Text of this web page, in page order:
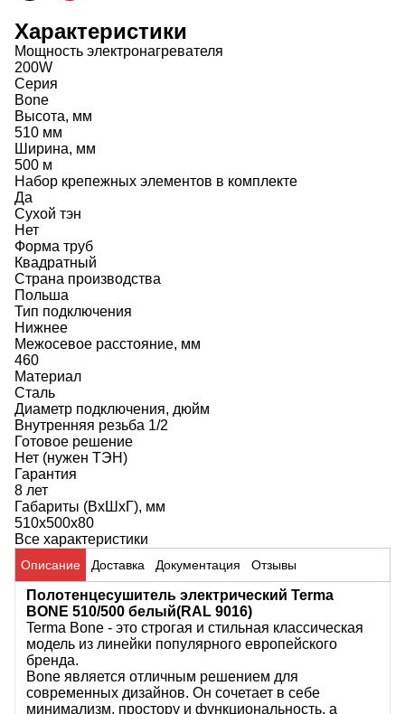
Характеристики
Мощность электронагревателя
200W
Серия
Bone
Высота, мм
510 мм
Ширина, мм
500 м
Набор крепежных элементов в комплекте
Да
Сухой тэн
Нет
Форма труб
Квадратный
Страна производства
Польша
Тип подключения
Нижнее
Межосевое расстояние, мм
460
Материал
Сталь
Диаметр подключения, дюйм
Внутренняя резьба 1/2
Готовое решение
Нет (нужен ТЭН)
Гарантия
8 лет
Габариты (ВхШхГ), мм
510х500х80
Все характеристики
Описание Доставка Документация Отзывы
Полотенцесушитель электрический Terma
BONE 510/500 белый(RAL 9016)
Terma Bone - это строгая и стильная классическая
модель из линейки популярного европейского
бренда.
Bone является отличным решением для
современных дизайнов. Он сочетает в себе
минимализм, простору и функциональность, а